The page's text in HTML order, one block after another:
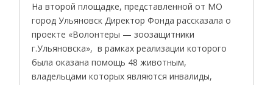
На второй площадке, представленной от МО
город Ульяновск Директор Фонда рассказала о
проекте «Волонтеры — зоозащитники
г.Ульяновска», в рамках реализации которого
была оказана помощь 48 животным,
владельцами которых являются инвалиды,